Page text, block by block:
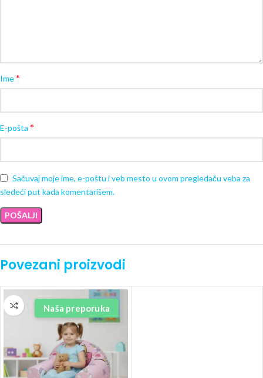
Ime*
E-pošta *
Sačuvaj moje ime, e-poštu i veb mesto u ovom pregledaču veba za
sledeći put kada komentarišem.
Povezani proizvodi
Naša preporuka